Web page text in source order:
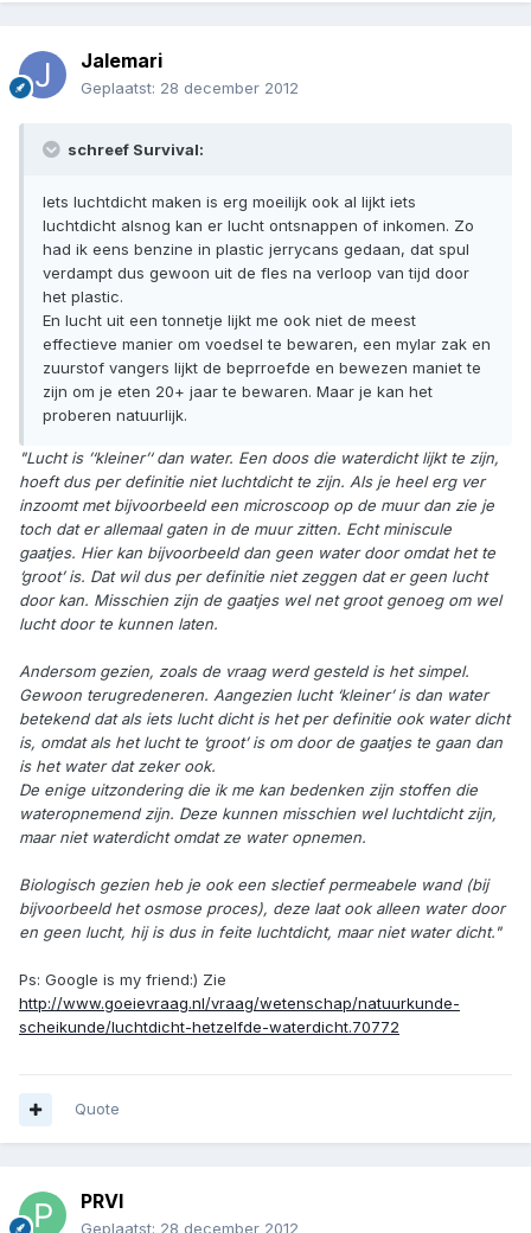
Jalemari
Geplaatst: 28 december 2012
schreef Survival:
Iets luchtdicht maken is erg moeilijk ook al lijkt iets
luchtdicht alsnog kan er lucht ontsnappen of inkomen. Zo
had ik eens benzine in plastic jerrycans gedaan, dat spul
verdampt dus gewoon uit de fles na verloop van tijd door
het plastic.
En lucht uit een tonnetje lijkt me ook niet de meest
effectieve manier om voedsel te bewaren, een mylar zak en
zuurstof vangers lijkt de beprroefde en bewezen maniet te
zijn om je eten 20+ jaar te bewaren. Maar je kan het
proberen natuurlijk.
"Lucht is ’‘kleiner’‘ dan water. Een doos die waterdicht lijkt te zijn,
hoeft dus per definitie niet luchtdicht te zijn. Als je heel erg ver
inzoomt met bijvoorbeeld een microscoop op de muur dan zie je
toch dat er allemaal gaten in de muur zitten. Echt miniscule
gaatjes. Hier kan bijvoorbeeld dan geen water door omdat het te
‘groot’ is. Dat wil dus per definitie niet zeggen dat er geen lucht
door kan. Misschien zijn de gaatjes wel net groot genoeg om wel
lucht door te kunnen laten.
Andersom gezien, zoals de vraag werd gesteld is het simpel.
Gewoon terugredeneren. Aangezien lucht ‘kleiner’ is dan water
betekend dat als iets lucht dicht is het per definitie ook water dicht
is, omdat als het lucht te ‘groot’ is om door de gaatjes te gaan dan
is het water dat zeker ook.
De enige uitzondering die ik me kan bedenken zijn stoffen die
wateropnemend zijn. Deze kunnen misschien wel luchtdicht zijn,
maar niet waterdicht omdat ze water opnemen.
Biologisch gezien heb je ook een slectief permeabele wand (bij
bijvoorbeeld het osmose proces), deze laat ook alleen water door
en geen lucht, hij is dus in feite luchtdicht, maar niet water dicht."
Ps: Google is my friend:) Zie
http://www.goeievraag.nl/vraag/wetenschap/natuurkunde-
scheikunde/luchtdicht-hetzelfde-waterdicht.70772
Quote
PRVI
Geplaatst: 28 december 2012